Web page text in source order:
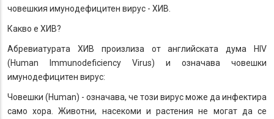
човешкия имунодефицитен вирус - ХИВ.
Какво е ХИВ?
Абревиатурата ХИВ произлиза от английската дума HIV
(Human Immunodeficiency Virus) и означава човешки
имунодефицитен вирус:
Човешки (Human) - означава, че този вирус може да инфектира
само хора. Животни, насекоми и растения не могат да се